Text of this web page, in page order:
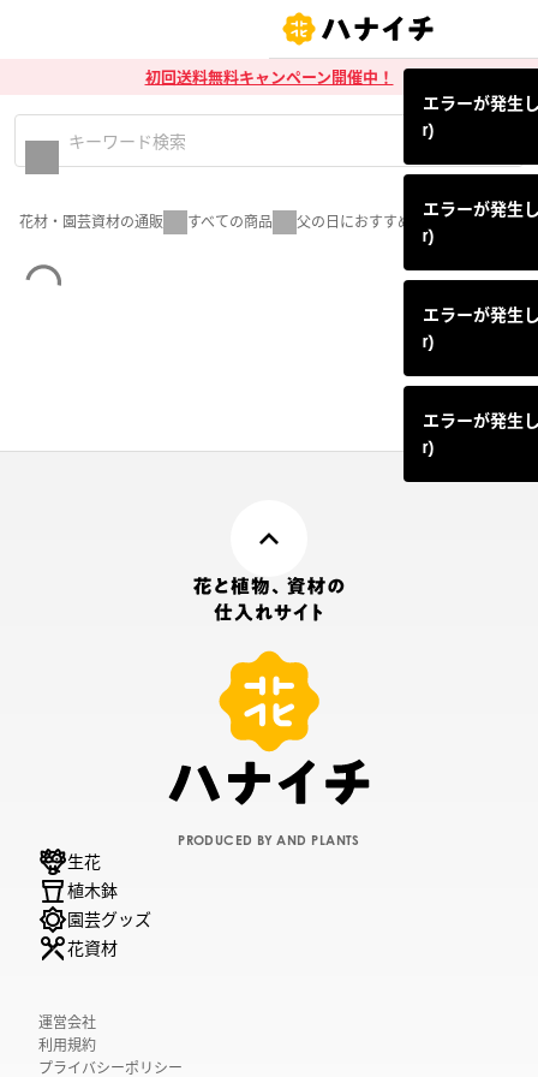
初回送料無料キャンペーン開催中！
花材・園芸資材の通販 すべての商品 父の日におすすめの花材特集
PRODUCED BY AND PLANTS
生花
植木鉢
園芸グッズ
花資材
運営会社
利用規約
プライバシーポリシー
エラーが発生
r)
エラーが発生
r)
エラーが発生
r)
エラーが発生
r)